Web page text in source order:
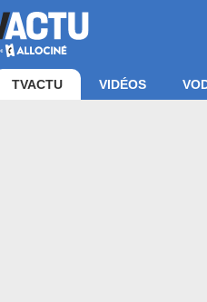
TVACTU VIDÉOS